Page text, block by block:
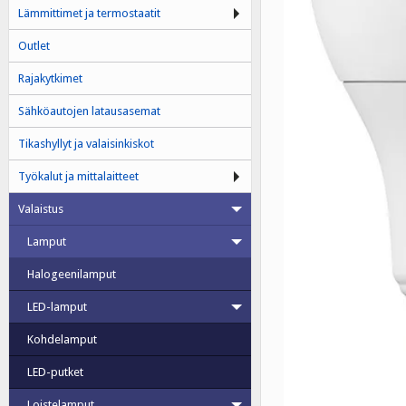
Lämmittimet ja termostaatit
Outlet
Rajakytkimet
Sähköautojen latausasemat
Tikashyllyt ja valaisinkiskot
Työkalut ja mittalaitteet
Valaistus
Lamput
Halogeenilamput
LED-lamput
Kohdelamput
LED-putket